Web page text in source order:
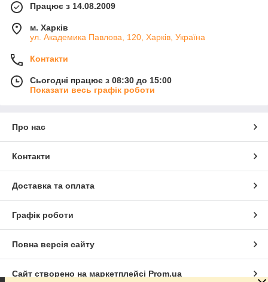
Працює з 14.08.2009
м. Харків
ул. Академика Павлова, 120, Харків, Україна
Контакти
Сьогодні працює з 08:30 до 15:00
Показати весь графік роботи
Про нас
Контакти
Доставка та оплата
Графік роботи
Повна версія сайту
Сайт створено на маркетплейсі Prom.ua